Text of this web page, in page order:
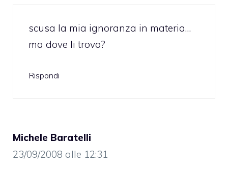
scusa la mia ignoranza in materia…
ma dove li trovo?
Rispondi
Michele Baratelli
23/09/2008 alle 12:31